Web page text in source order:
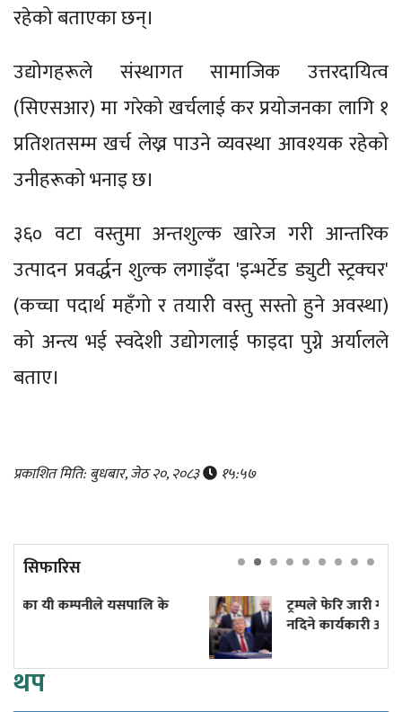
रहेको बताएका छन्।
उद्योगहरूले संस्थागत सामाजिक उत्तरदायित्व
(सिएसआर) मा गरेको खर्चलाई कर प्रयोजनका लागि १
प्रतिशतसम्म खर्च लेख्न पाउने व्यवस्था आवश्‍यक रहेको
उनीहरूको भनाइ छ।
३६० वटा वस्तुमा अन्तशुल्क खारेज गरी आन्तरिक
उत्पादन प्रवर्द्धन शुल्क लगाइँदा 'इन्भर्टेड ड्युटी स्ट्रक्चर'
(कच्चा पदार्थ महँगो र तयारी वस्तु सस्तो हुने अवस्था)
को अन्त्य भई स्वदेशी उद्योगलाई फाइदा पुग्ने अर्यालले
बताए।
प्रकाशित मिति: बुधबार, जेठ २०, २०८३ १५:५७
सिफारिस
के
ट्रम्पले फेरि जारी गरे जन्मकै आधारमा
नदिने कार्यकारी आदेश
थप